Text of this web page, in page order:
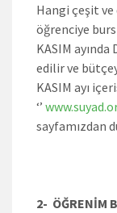
Hangi çeşit
öğrenciye
KASIM
edilir ve
KASIM ayı
‘’
sayfamızdan
2- ÖĞRENİM